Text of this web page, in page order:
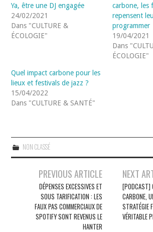
Ya, être une DJ engagée
24/02/2021
Dans "CULTURE &
ÉCOLOGIE"
carbone, les
repensent
programmer
19/04/2021
Dans
ÉCOLOGIE"
Quel impact carbone pour les
lieux et festivals de jazz ?
15/04/2022
Dans "CULTURE & SANTÉ"
NON CLASSÉ
Navigation
articles
PREVIOUS ARTICLE
DÉPENSES EXCESSIVES ET
SOUS TARIFICATION : LES
FAUX PAS COMMERCIAUX DE
SPOTIFY SONT REVENUS LE
HANTER
NEXT
[PODCAST]
CARBONE,
STRATÉGIE
VÉRITABLE